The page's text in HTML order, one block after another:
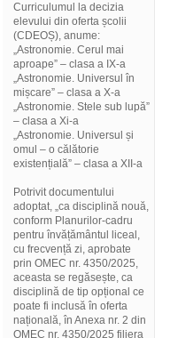
Curriculumul la decizia
elevului din oferta școlii
(CDEOȘ), anume:
„Astronomie. Cerul mai
aproape” – clasa a IX-a
„Astronomie. Universul în
mișcare” – clasa a X-a
„Astronomie. Stele sub lupă”
– clasa a Xi-a
„Astronomie. Universul și
omul – o călătorie
existențială” – clasa a XII-a
Potrivit documentului
adoptat, „ca disciplină nouă,
conform Planurilor-cadru
pentru învățământul liceal,
cu frecvență zi, aprobate
prin OMEC nr. 4350/2025,
aceasta se regăsește, ca
disciplină de tip opțional ce
poate fi inclusă în oferta
națională, în Anexa nr. 2 din
OMEC nr. 4350/2025 filiera